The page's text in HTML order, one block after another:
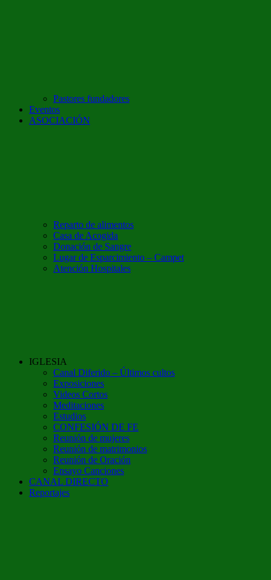
Pastores fundadores
Eventos
ASOCIACIÓN
Reparto de alimentos
Casa de Acogida
Donación de Sangre
Lugar de Esparcimiento – Campet
Atención Hospitales
IGLESIA
Canal Diferido – Últimos cultos
Exposiciones
Videos Cortos
Meditaciones
Estudios
CONFESIÓN DE FE
Reunión de mujeres
Reunión de matrimonios
Reunión de Oración
Ensayo Canciones
CANAL DIRECTO
Reportajes